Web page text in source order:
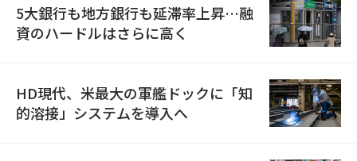
5大銀行も地方銀行も延滞率上昇…融
資のハードルはさらに高く
HD現代、米最大の軍艦ドックに「知
的溶接」システムを導入へ